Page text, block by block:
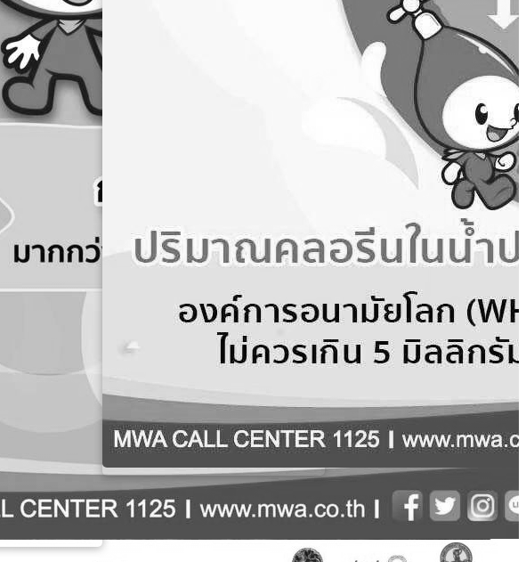
การประปานครหลวง ชวนดู “ปริมาณ
คลอรีนในน้ำประปา”
29 ธ.ค. 2565